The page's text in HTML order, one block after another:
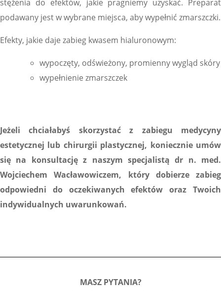
stężenia do efektów, jakie pragniemy uzyskać. Preparat
podawany jest w wybrane miejsca, aby wypełnić zmarszczki.
Efekty, jakie daje zabieg kwasem hialuronowym:
wypoczęty, odświeżony, promienny wygląd skóry
wypełnienie zmarszczek
Jeżeli chciałabyś skorzystać z zabiegu medycyny
estetycznej lub chirurgii plastycznej, koniecznie umów
się na konsultację z naszym specjalistą dr n. med.
Wojciechem Wacławowiczem, który dobierze zabieg
odpowiedni do oczekiwanych efektów oraz Twoich
indywidualnych uwarunkowań.
MASZ PYTANIA?